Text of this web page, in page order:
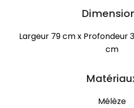
Largeur 79 cm x Profondeur
cm
Mélèze